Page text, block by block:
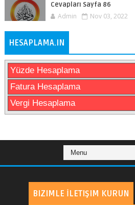
Cevapları Sayfa 86
Admin Nov 03, 2022
HESAPLAMA.IN
Yüzde Hesaplama
Fatura Hesaplama
Vergi Hesaplama
BIZIMLE İLETIŞIM KURUN